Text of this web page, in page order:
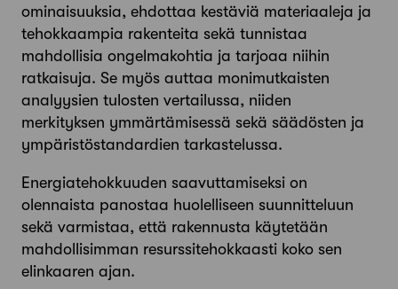
ominaisuuksia, ehdottaa kestäviä materiaaleja ja
tehokkaampia rakenteita sekä tunnistaa
mahdollisia ongelmakohtia ja tarjoaa niihin
ratkaisuja. Se myös auttaa monimutkaisten
analyysien tulosten vertailussa, niiden
merkityksen ymmärtämisessä sekä säädösten ja
ympäristöstandardien tarkastelussa.
Energiatehokkuuden saavuttamiseksi on
olennaista panostaa huolelliseen suunnitteluun
sekä varmistaa, että rakennusta käytetään
mahdollisimman resurssitehokkaasti koko sen
elinkaaren ajan.